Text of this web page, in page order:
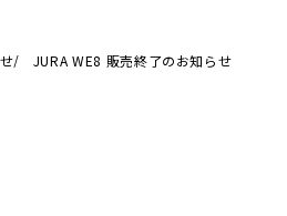
JURA WE8 販売終了のお知らせ